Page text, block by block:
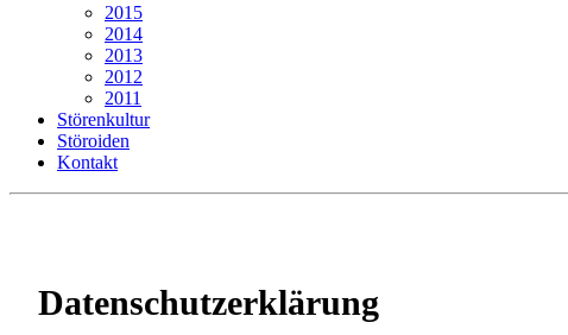
2015
2014
2013
2012
2011
Störenkultur
Störoiden
Kontakt
Datenschutzerklärung